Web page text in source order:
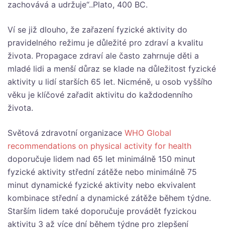
zachovává a udržuje“..Plato, 400 BC.
Ví se již dlouho, že zařazení fyzické aktivity do
pravidelného režimu je důležité pro zdraví a kvalitu
života. Propagace zdraví ale často zahrnuje děti a
mladé lidi a menší důraz se klade na důležitost fyzické
aktivity u lidí starších 65 let. Nicméně, u osob vyššího
věku je klíčové zařadit aktivitu do každodenního
života.
Světová zdravotní organizace WHO Global
recommendations on physical activity for health
doporučuje lidem nad 65 let minimálně 150 minut
fyzické aktivity střední zátěže nebo minimálně 75
minut dynamické fyzické aktivity nebo ekvivalent
kombinace střední a dynamické zátěže během týdne.
Starším lidem také doporučuje provádět fyzickou
aktivitu 3 až více dní během týdne pro zlepšení